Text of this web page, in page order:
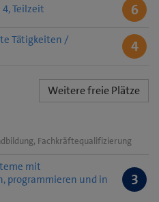
Teilzeit 6
Tätigkeiten /
4
Weitere freie Plätze
Fachkräftequalifizierung
mit
programmieren und in
3